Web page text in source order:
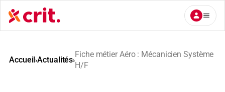
Aller
au
contenu
Accueil›Actualités›
Fiche métier Aéro : Mécanicien Système
H/F